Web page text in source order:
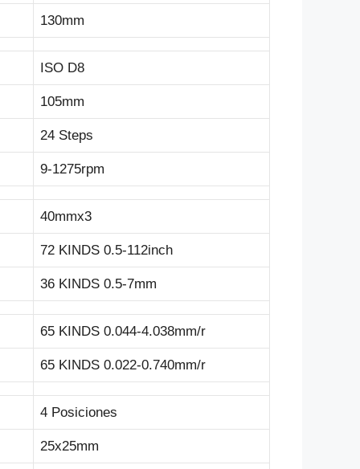
130mm
ISO D8
105mm
24 Steps
9-1275rpm
40mmx3
72 KINDS 0.5-112inch
36 KINDS 0.5-7mm
65 KINDS 0.044-4.038mm/r
65 KINDS 0.022-0.740mm/r
4 Posiciones
25x25mm